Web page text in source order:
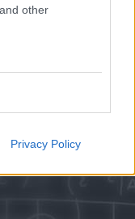
other
Privacy Policy